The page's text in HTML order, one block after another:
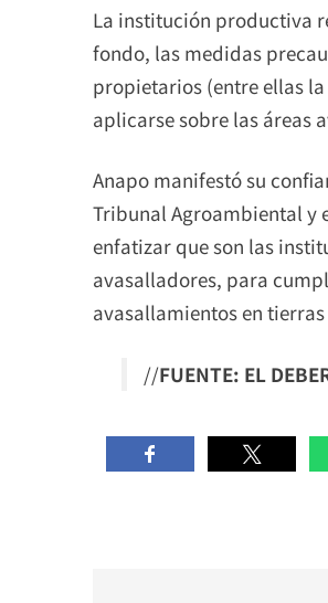
La institución productiva
fondo, las medidas
propietarios (entre ellas
aplicarse sobre las áreas
Anapo manifestó su
Tribunal Agroambiental y
enfatizar que son las
avasalladores, para
avasallamientos en
//FUENTE: EL